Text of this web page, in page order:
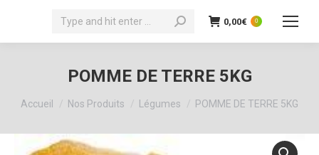
Recherche
0,00€ 0
POMME DE TERRE 5KG
Vous êtes ici :
Accueil Nos Produits Légumes POMME DE TERRE 5KG